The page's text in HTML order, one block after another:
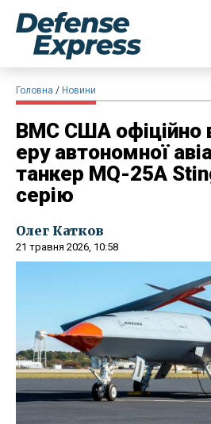
Головна Новини
ВМС США офіційно
еру автономної
танкер MQ-25A
серію
Олег Катков
21 травня 2026, 10:58